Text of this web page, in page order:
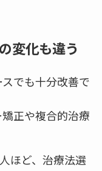
変化も違う
でも十分改善で
正や複合的治療
ほど、治療法選